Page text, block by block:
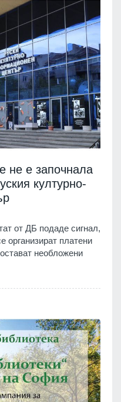
не е започнала
културно-
от ДБ подаде сигнал,
организират платени
необложени